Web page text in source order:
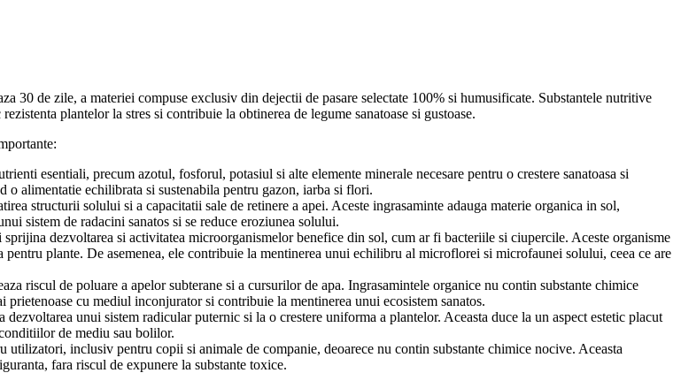
30 de zile, a materiei compuse exclusiv din dejectii de pasare selectate 100% si humusificate. Substantele nutritive
plantelor la stres si contribuie la obtinerea de legume sanatoase si gustoase.
esentiali, precum azotul, fosforul, potasiul si alte elemente minerale necesare pentru o crestere sanatoasa si
o alimentatie echilibrata si sustenabila pentru gazon, iarba si flori.
structurii solului si a capacitatii sale de retinere a apei. Aceste ingrasaminte adauga materie organica in sol,
sistem de radacini sanatos si se reduce eroziunea solului.
dezvoltarea si activitatea microorganismelor benefice din sol, cum ar fi bacteriile si ciupercile. Aceste organisme
plante. De asemenea, ele contribuie la mentinerea unui echilibru al microflorei si microfaunei solului, ceea ce are
riscul de poluare a apelor subterane si a cursurilor de apa. Ingrasamintele organice nu contin substante chimice
cu mediul inconjurator si contribuie la mentinerea unui ecosistem sanatos.
unui sistem radicular puternic si la o crestere uniforma a plantelor. Aceasta duce la un aspect estetic placut
de mediu sau bolilor.
inclusiv pentru copii si animale de companie, deoarece nu contin substante chimice nocive. Aceasta
fara riscul de expunere la substante toxice.